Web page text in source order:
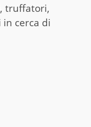
truffatori,
cerca di